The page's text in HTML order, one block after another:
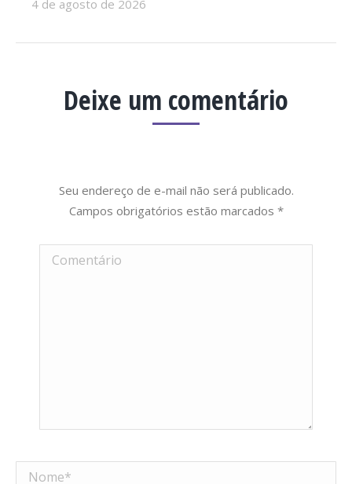
4 de agosto de 2026
Deixe um comentário
Seu endereço de e-mail não será publicado.
Campos obrigatórios estão marcados *
Comentário
Nome *